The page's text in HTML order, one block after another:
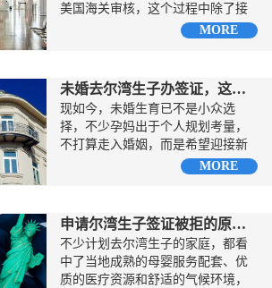
美国海关审核，这个过程中除了接
受行李检查、提交材料... MORE
未婚去尔湾生子办签证，这些核心要点需牢记
现如今，未婚生育已不是小众选
择，不少孕妈出于个人规划考量，
不打算走入婚姻，而是希望迎接新
生命的到来，但在国内现有生育政
MORE
申请尔湾生子签证被拒的原因是什么
不少计划去尔湾生子的家庭，都看
中了当地成熟的母婴服务配套、优
质的医疗资源和舒适的气候环境，